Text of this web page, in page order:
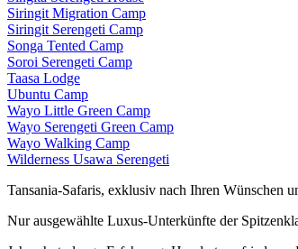
Siringit Migration Camp
Siringit Serengeti Camp
Songa Tented Camp
Soroi Serengeti Camp
Taasa Lodge
Ubuntu Camp
Wayo Little Green Camp
Wayo Serengeti Green Camp
Wayo Walking Camp
Wilderness Usawa Serengeti
Tansania-Safaris, exklusiv nach Ihren Wünschen
Nur ausgewählte Luxus-Unterkünfte der